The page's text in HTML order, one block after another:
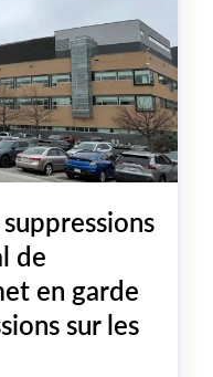
de
en garde
sur les